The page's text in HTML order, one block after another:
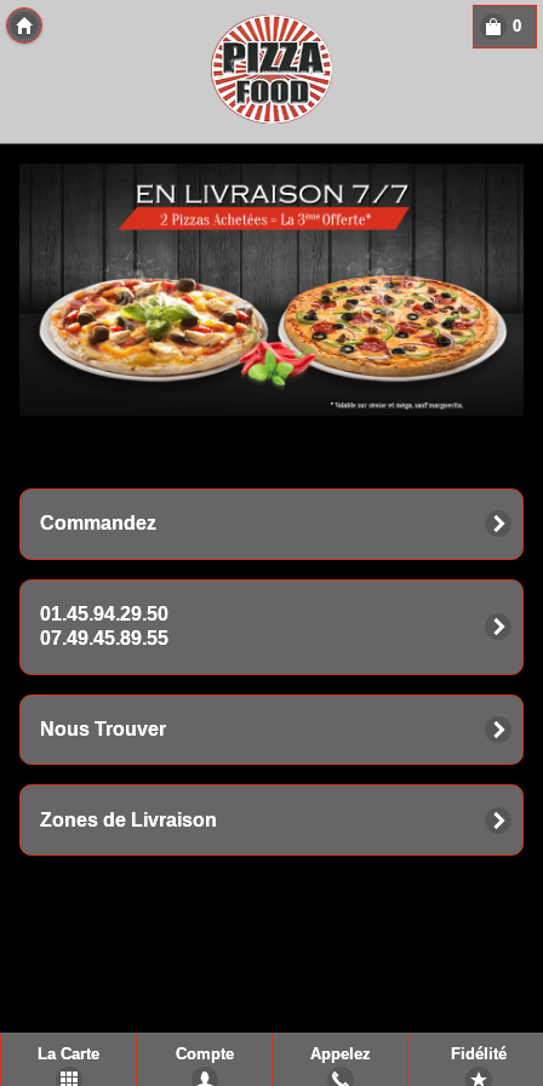
0
Commandez
01.45.94.29.50
07.49.45.89.55
Nous Trouver
Zones de Livraison
La Carte Compte Appelez Fidélité
Copyright 2013 Des-Click Com